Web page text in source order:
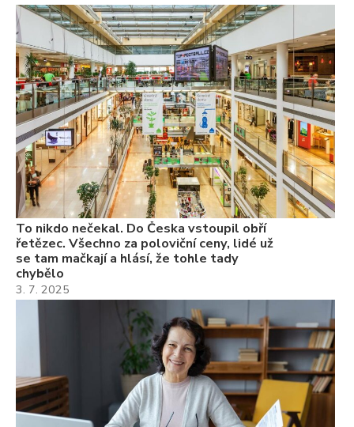
To nikdo nečekal. Do Česka vstoupil obří
řetězec. Všechno za poloviční ceny, lidé už
se tam mačkají a hlásí, že tohle tady
chybělo
3. 7. 2025